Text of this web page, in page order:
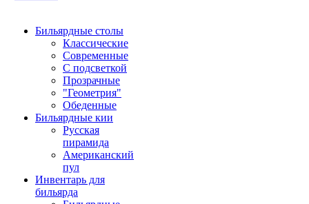
Бильярдные столы
Классические
Современные
С подсветкой
Прозрачные
"Геометрия"
Обеденные
Бильярдные кии
Русская
пирамида
Американский
пул
Инвентарь для
бильярда